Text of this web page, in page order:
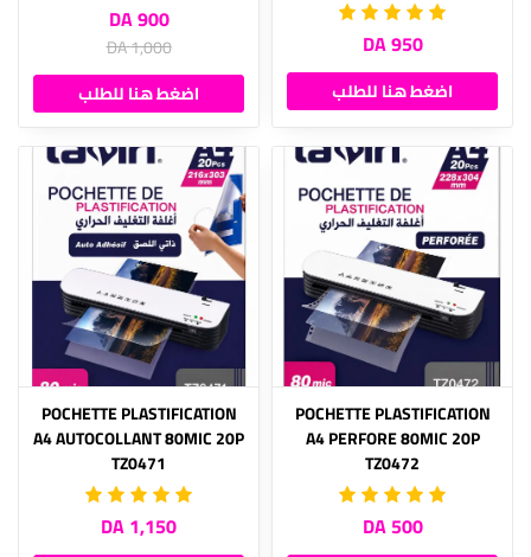
950 DA
اضغط هنا للطلب
900 DA
1,000 DA
اضغط هنا للطلب
POCHETTE PLASTIFICATION
A4 PERFORE 80MIC 20P
TZ0472
500 DA
POCHETTE PLASTIFICATION
A4 AUTOCOLLANT 80MIC 20P
TZ0471
1,150 DA